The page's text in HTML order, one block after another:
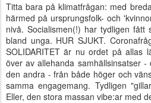
Titta bara på klimatfrågan: med
härmed på ursprungsfolk- och
nivå. Socialismen(!) har tydligen fått
bland unga. HUR SJUKT.
SOLIDARITET är nu ordet på allas
över av allehanda samhällsinsatser
den andra - från både höger och
samma engagemang. Tydligen
Eller, den stora massan vibe:ar med